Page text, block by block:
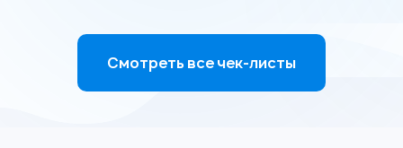
Смотреть все чек-листы